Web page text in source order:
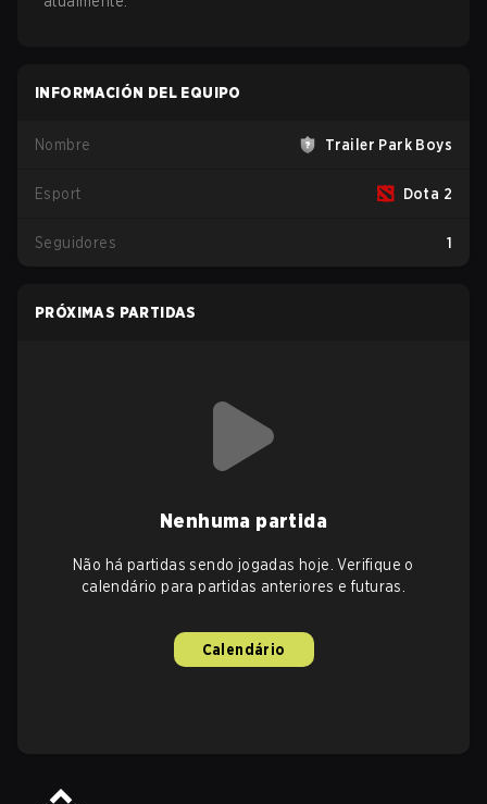
INFORMACIÓN DEL EQUIPO
Nombre Trailer Park Boys
Esport Dota 2
Seguidores 1
PRÓXIMAS PARTIDAS
Nenhuma partida
Não há partidas sendo jogadas hoje. Verifique o
calendário para partidas anteriores e futuras.
Calendário